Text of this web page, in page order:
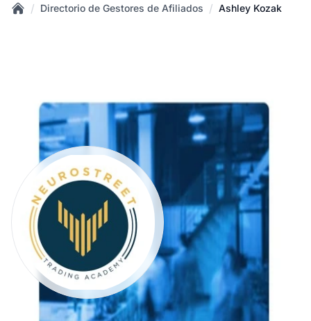
/ Directorio de Gestores de Afiliados / Ashley Kozak